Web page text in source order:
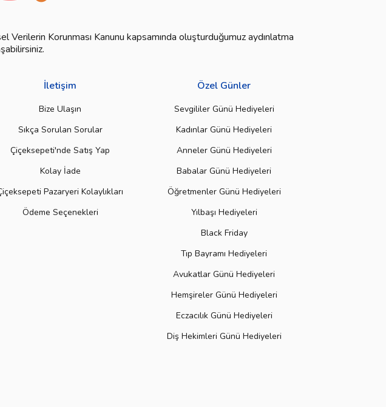
Korunması Kanunu kapsamında oluşturduğumuz aydınlatma
İletişim
Bize Ulaşın
Sıkça Sorulan Sorular
Çiçeksepeti'nde Satış Yap
Kolay İade
Pazaryeri Kolaylıkları
Ödeme Seçenekleri
Özel Günler
Sevgililer Günü Hediyeleri
Kadınlar Günü Hediyeleri
Anneler Günü Hediyeleri
Babalar Günü Hediyeleri
Öğretmenler Günü Hediyeleri
Yılbaşı Hediyeleri
Black Friday
Tıp Bayramı Hediyeleri
Avukatlar Günü Hediyeleri
Hemşireler Günü Hediyeleri
Eczacılık Günü Hediyeleri
Diş Hekimleri Günü Hediyeleri